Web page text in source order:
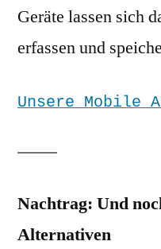
Geräte lassen sich
erfassen und
Unsere Mobile
Nachtrag: Und
Alternativen